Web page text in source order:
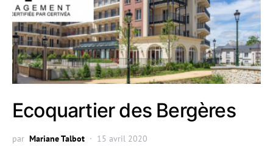
Ecoquartier des Bergères
par Mariane Talbot 15 avril 2020